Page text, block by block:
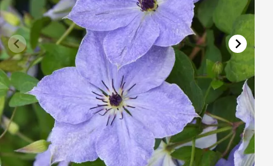
Vřesovištní rostliny
Vánoční stromky v květináčích a řezané